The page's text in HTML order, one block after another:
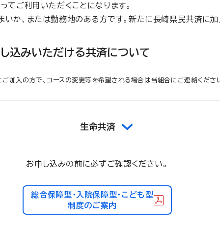
ご利用いただくことになります。
か、または勤務地のある方です。新たに長崎県民共済に
込みいただける共済について
ご加入の方で、コースの変更等を希望される場合は当組合にご連絡くださ
生命共済
お申し込みの前に必ずご確認ください。
総合保障型・入院保障型・こども型
制度のご案内